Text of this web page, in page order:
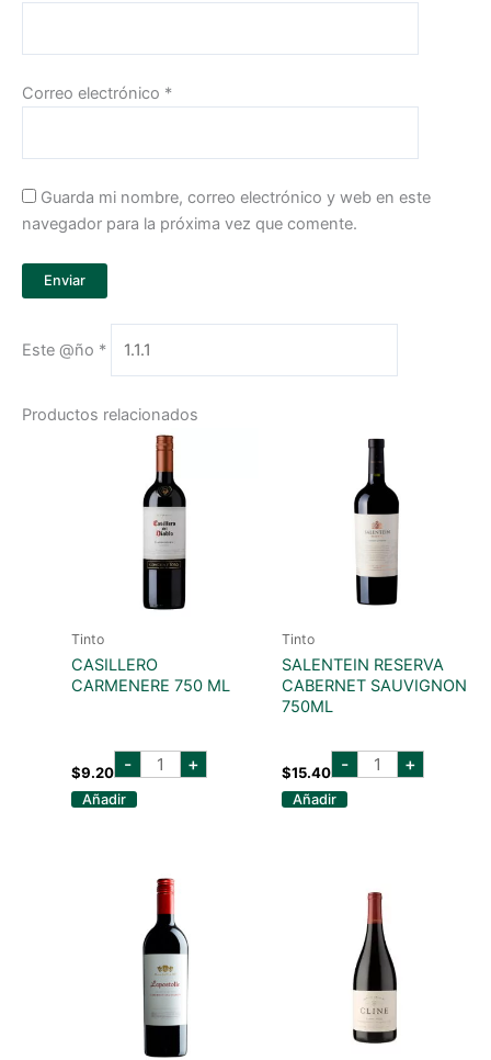
Correo electrónico *
Guarda mi nombre, correo electrónico y web en este
navegador para la próxima vez que comente.
Este @ño *
Productos relacionados
Tinto
CASILLERO
CARMENERE 750 ML
$9.20 - CASILLERO
CARMENERE
+
Añadir
Tinto
SALENTEIN RESERVA
CABERNET SAUVIGNON
750ML
$15.40 - salentein
reserva+
Añadir